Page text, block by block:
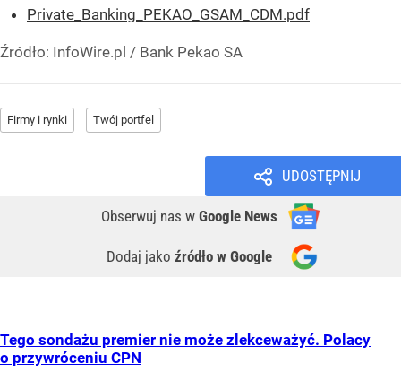
Private_Banking_PEKAO_GSAM_CDM.pdf
Źródło: InfoWire.pl / Bank Pekao SA
Firmy i rynki Twój portfel
UDOSTĘPNIJ
Obserwuj nas w Google News
Dodaj jako źródło w Google
Tego sondażu premier nie może zlekceważyć. Polacy
o przywróceniu CPN